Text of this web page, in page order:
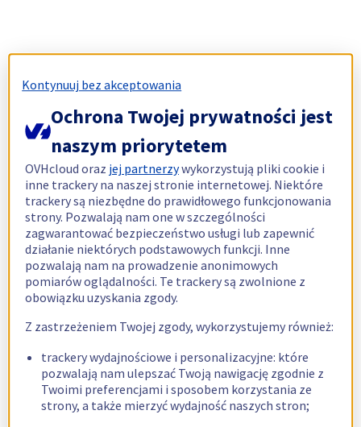
Kontynuuj bez akceptowania
Ochrona Twojej prywatności jest
naszym priorytetem
OVHcloud oraz jej partnerzywykorzystują pliki cookie i
inne trackery na naszej stronie internetowej. Niektóre
trackery są niezbędne do prawidłowego funkcjonowania
strony. Pozwalają nam one w szczególności
zagwarantować bezpieczeństwo usługi lub zapewnić
działanie niektórych podstawowych funkcji. Inne
pozwalają nam na prowadzenie anonimowych
pomiarów oglądalności. Te trackery są zwolnione z
obowiązku uzyskania zgody.
Z zastrzeżeniem Twojej zgody, wykorzystujemy również:
trackery wydajnościowe i personalizacyjne: które
pozwalają nam ulepszać Twoją nawigację zgodnie z
Twoimi preferencjami i sposobem korzystania ze
strony, a także mierzyć wydajność naszych stron;